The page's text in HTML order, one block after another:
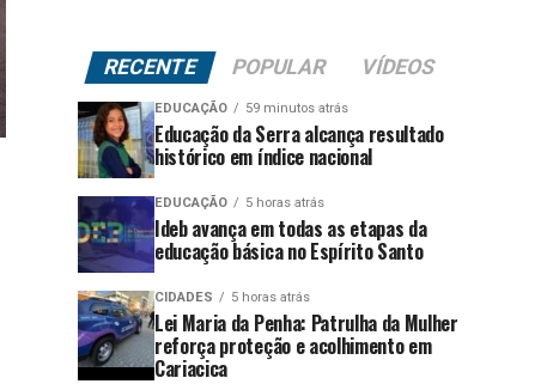
RECENTE POPULAR VÍDEOS
EDUCAÇÃO 59 minutos atrás
Educação da Serra alcança resultado
histórico em índice nacional
EDUCAÇÃO 5 horas atrás
Ideb avança em todas as etapas da
educação básica no Espírito Santo
CIDADES 5 horas atrás
Lei Maria da Penha: Patrulha da Mulher
reforça proteção e acolhimento em
Cariacica